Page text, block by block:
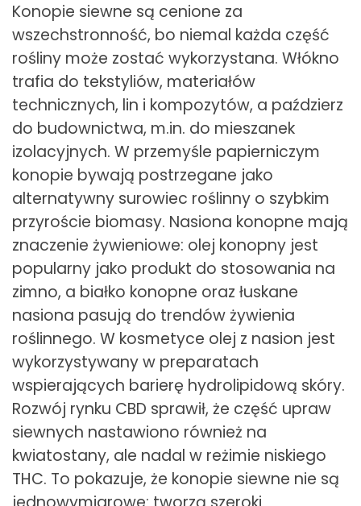
Konopie siewne są cenione za
wszechstronność, bo niemal każda część
rośliny może zostać wykorzystana. Włókno
trafia do tekstyliów, materiałów
technicznych, lin i kompozytów, a paździerz
do budownictwa, m.in. do mieszanek
izolacyjnych. W przemyśle papierniczym
konopie bywają postrzegane jako
alternatywny surowiec roślinny o szybkim
przyroście biomasy. Nasiona konopne mają
znaczenie żywieniowe: olej konopny jest
popularny jako produkt do stosowania na
zimno, a białko konopne oraz łuskane
nasiona pasują do trendów żywienia
roślinnego. W kosmetyce olej z nasion jest
wykorzystywany w preparatach
wspierających barierę hydrolipidową skóry.
Rozwój rynku CBD sprawił, że część upraw
siewnych nastawiono również na
kwiatostany, ale nadal w reżimie niskiego
THC. To pokazuje, że konopie siewne nie są